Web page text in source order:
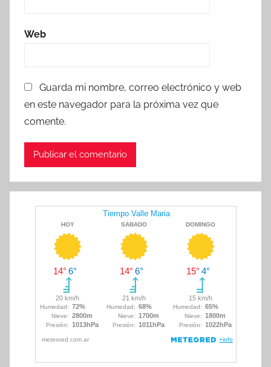
Web
Guarda mi nombre, correo electrónico y web
en este navegador para la próxima vez que
comente.